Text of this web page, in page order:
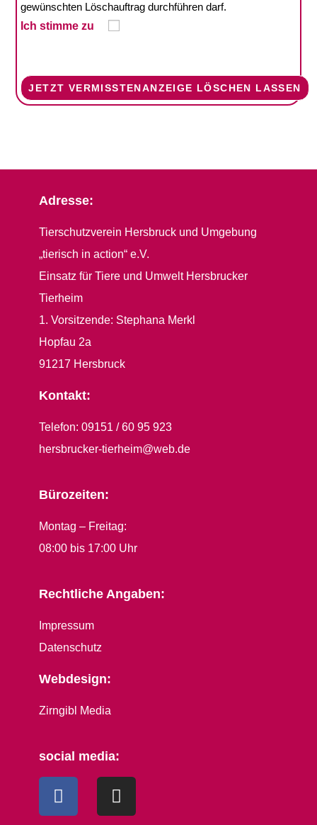
gewünschten Löschauftrag durchführen darf.
Ich stimme zu
Adresse:
Tierschutzverein Hersbruck und Umgebung
„tierisch in action“ e.V.
Einsatz für Tiere und Umwelt Hersbrucker
Tierheim
1. Vorsitzende: Stephana Merkl
Hopfau 2a
91217 Hersbruck
Kontakt:
Telefon: 09151 / 60 95 923
hersbrucker-tierheim@web.de
Bürozeiten:
Montag – Freitag:
08:00 bis 17:00 Uhr
Rechtliche Angaben:
Impressum
Datenschutz
Webdesign:
Zirngibl Media
social media: